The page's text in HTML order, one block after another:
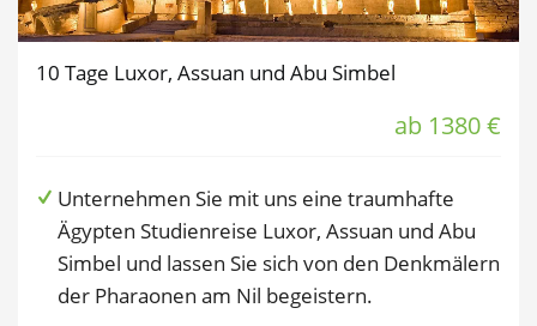
10 Tage Luxor, Assuan und Abu Simbel
ab 1380 €
Unternehmen Sie mit uns eine traumhafte
Ägypten Studienreise Luxor, Assuan und Abu
Simbel und lassen Sie sich von den Denkmälern
der Pharaonen am Nil begeistern.